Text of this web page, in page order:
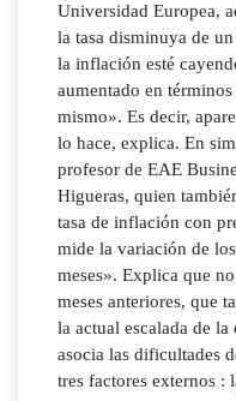
Universidad Europea,
la tasa disminuya de
la inflación esté
aumentado en
mismo». Es decir,
lo hace, explica. En
profesor de EAE
Higueras, quien
tasa de inflación con
mide la variación de
meses». Explica que
meses anteriores, que
la actual escalada de
asocia las dificultades
tres factores externos